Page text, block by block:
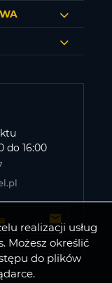
realizacji usług
Możesz określić
do plików
do 16:00